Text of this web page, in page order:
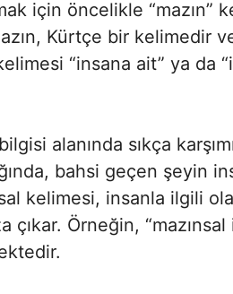
için öncelikle “mazın”
Kürtçe bir kelimedir
“insana ait” ya da
alanında sıkça
bahsi geçen şeyin
kelimesi, insanla ilgili
çıkar. Örneğin,